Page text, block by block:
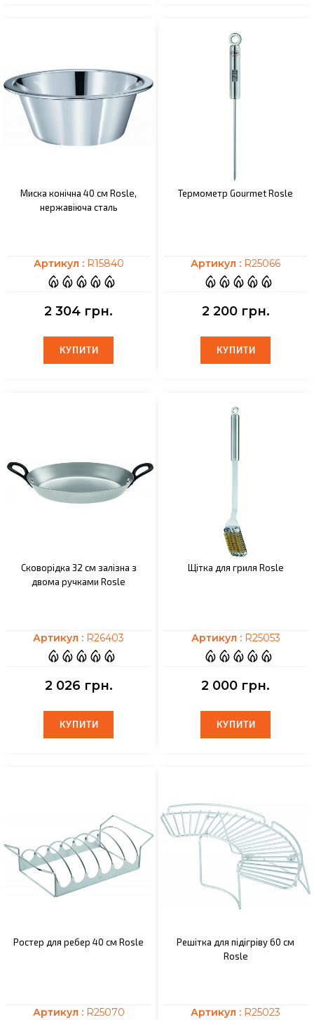
Миска конічна 40 см Rosle,
нержавіюча сталь
Артикул : R15840
2 304 грн.
КУПИТИ
КУПИТИ
Термометр Gourmet Rosle
Артикул : R25066
2 200 грн.
КУПИТИ
КУПИТИ
Сковорідка 32 см залізна з
двома ручками Rosle
Артикул : R26403
2 026 грн.
КУПИТИ
КУПИТИ
Щітка для гриля Rosle
Артикул : R25053
2 000 грн.
КУПИТИ
КУПИТИ
Ростер для ребер 40 см Rosle
Артикул : R25070
Решітка для підігріву 60 см
Rosle
Артикул : R25023